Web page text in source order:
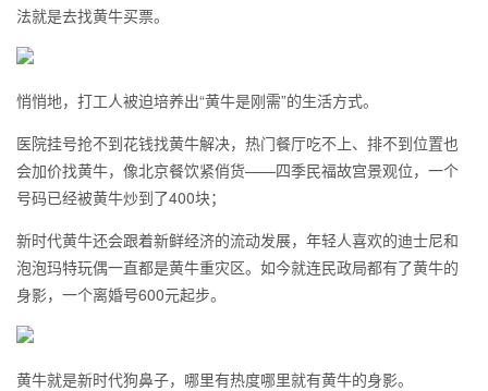
法就是去找黄牛买票。
悄悄地，打工人被迫培养出“黄牛是刚需”的生活方式。
医院挂号抢不到花钱找黄牛解决，热门餐厅吃不上、排不到位置也
会加价找黄牛，像北京餐饮紧俏货——四季民福故宫景观位，一个
号码已经被黄牛炒到了400块；
新时代黄牛还会跟着新鲜经济的流动发展，年轻人喜欢的迪士尼和
泡泡玛特玩偶一直都是黄牛重灾区。如今就连民政局都有了黄牛的
身影，一个离婚号600元起步。
黄牛就是新时代狗鼻子，哪里有热度哪里就有黄牛的身影。